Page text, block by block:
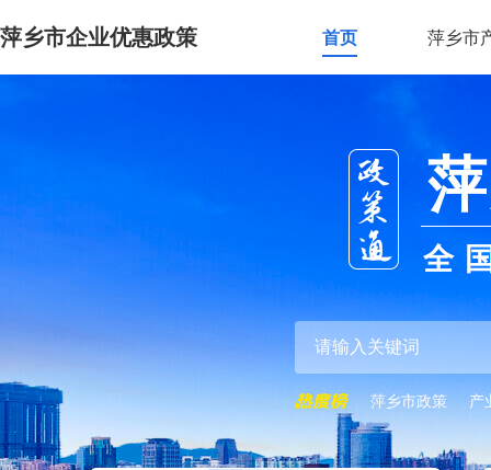
萍乡市企业优惠政策 首页 萍乡市
全
萍乡市政策 产